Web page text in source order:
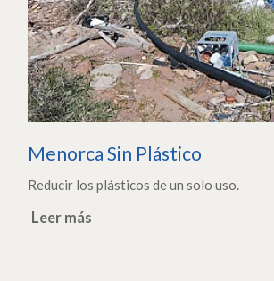
Menorca Sin Plástico
Reducir los plásticos de un solo uso.
Leer más